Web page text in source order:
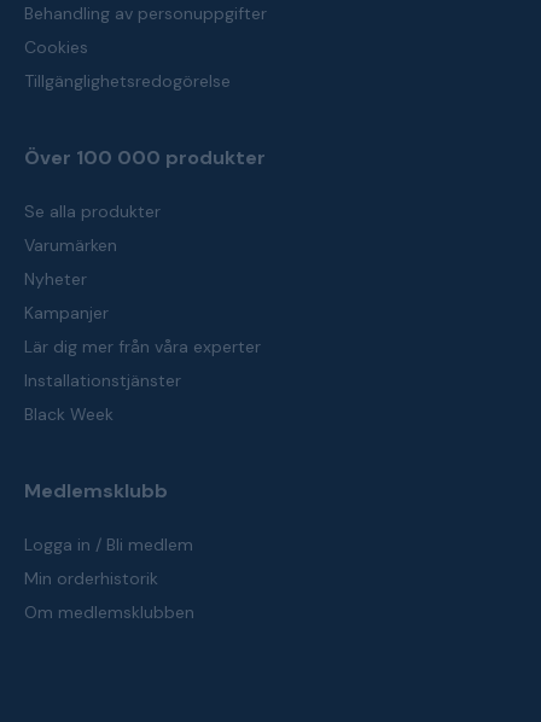
Behandling av personuppgifter
Cookies
Tillgänglighetsredogörelse
Över 100 000 produkter
Se alla produkter
Varumärken
Nyheter
Kampanjer
Lär dig mer från våra experter
Installationstjänster
Black Week
Medlemsklubb
Logga in / Bli medlem
Min orderhistorik
Om medlemsklubben